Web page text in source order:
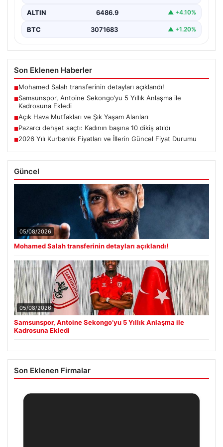
ALTIN 6486.9 ▲ +4.10%
BTC 3071683 ▲ +1.20%
Son Eklenen Haberler
■Mohamed Salah transferinin detayları açıklandı!
■Samsunspor, Antoine Sekongo’yu 5 Yıllık Anlaşma ile
Kadrosuna Ekledi
■Açık Hava Mutfakları ve Şık Yaşam Alanları
■Pazarcı dehşet saçtı: Kadının başına 10 dikiş atıldı
■2026 Yılı Kurbanlık Fiyatları ve İllerin Güncel Fiyat Durumu
Güncel
05/08/2026
Mohamed Salah transferinin detayları açıklandı!
05/08/2026
Samsunspor, Antoine Sekongo’yu 5 Yıllık Anlaşma ile
Kadrosuna Ekledi
Son Eklenen Firmalar